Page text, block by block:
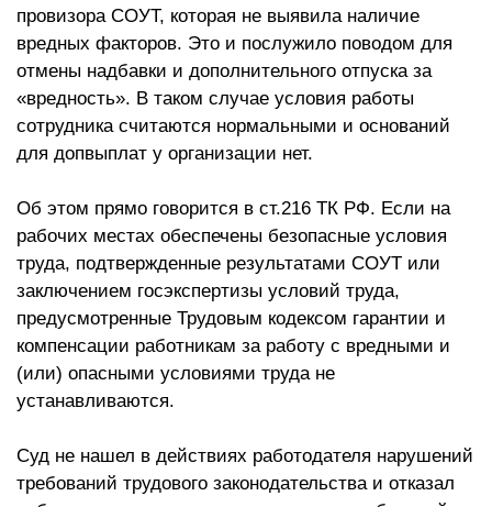
провизора СОУТ, которая не выявила наличие
вредных факторов. Это и послужило поводом для
отмены надбавки и дополнительного отпуска за
«вредность». В таком случае условия работы
сотрудника считаются нормальными и оснований
для допвыплат у организации нет.
Об этом прямо говорится в ст.216 ТК РФ. Если на
рабочих местах обеспечены безопасные условия
труда, подтвержденные результатами СОУТ или
заключением госэкспертизы условий труда,
предусмотренные Трудовым кодексом гарантии и
компенсации работникам за работу с вредными и
(или) опасными условиями труда не
устанавливаются.
Суд не нашел в действиях работодателя нарушений
требований трудового законодательства и отказал